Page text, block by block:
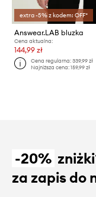
extra -5% z kodem: OFF*
Answear.LAB bluzka
Cena aktualna:
144,99 zł
Cena regularna:339,99 zł
Najniższa cena:159,99 zł
-20%
za zapis do